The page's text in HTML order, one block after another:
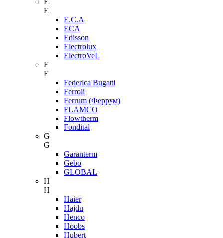
E
E
E.C.A
ECA
Edisson
Electrolux
ElectroVeL
F
F
Federica Bugatti
Ferroli
Ferrum (Феррум)
FLAMCO
Flowtherm
Fondital
G
G
Garanterm
Gebo
GLOBAL
H
H
Haier
Hajdu
Henco
Hoobs
Hubert